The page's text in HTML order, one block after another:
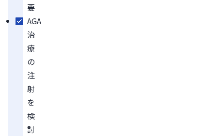
要
AGA
治
療
の
注
射
を
検
討